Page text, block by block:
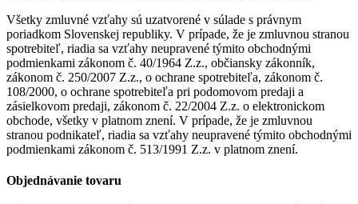
Všetky zmluvné vzťahy sú uzatvorené v súlade s právnym
poriadkom Slovenskej republiky. V prípade, že je zmluvnou stranou
spotrebiteľ, riadia sa vzťahy neupravené týmito obchodnými
podmienkami zákonom č. 40/1964 Z.z., občiansky zákonník,
zákonom č. 250/2007 Z.z., o ochrane spotrebiteľa, zákonom č.
108/2000, o ochrane spotrebiteľa pri podomovom predaji a
zásielkovom predaji, zákonom č. 22/2004 Z.z. o elektronickom
obchode, všetky v platnom znení. V prípade, že je zmluvnou
stranou podnikateľ, riadia sa vzťahy neupravené týmito obchodnými
podmienkami zákonom č. 513/1991 Z.z. v platnom znení.
Objednávanie tovaru